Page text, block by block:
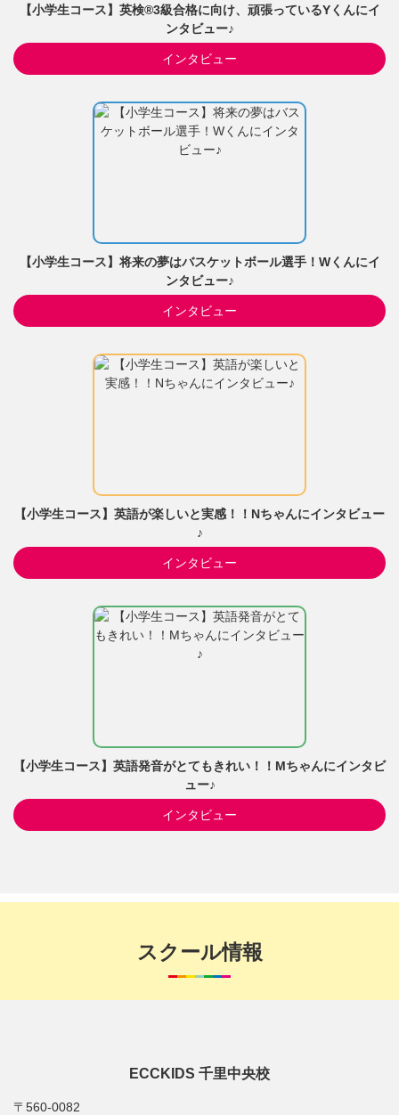
【小学生コース】英検®3級合格に向け、頑張っているYくんにイ
ンタビュー♪
インタビュー
【小学生コース】将来の夢はバスケットボール選手！Wくんにイ
ンタビュー♪
インタビュー
【小学生コース】英語が楽しいと実感！！Nちゃんにインタビュー
♪
インタビュー
【小学生コース】英語発音がとてもきれい！！Mちゃんにインタビ
ュー♪
インタビュー
スクール情報
ECCKIDS 千里中央校
〒560-0082